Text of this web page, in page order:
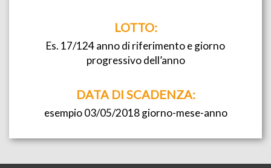
LOTTO:
Es. 17/124 anno di riferimento e giorno
progressivo dell’anno
DATA DI SCADENZA:
esempio 03/05/2018 giorno-mese-anno